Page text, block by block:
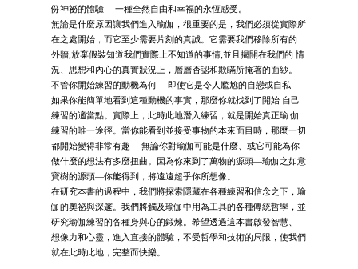
份神祕的體驗— 一種全然自由和幸福的永恆感受。
無論是什麼原因讓我們進入瑜伽，很重要的是，我們必須從實際所
在之處開始，而它至少需要片刻的真誠。它需要我們移除所有的
外牆;放棄假裝知道我們實際上不知道的事情;並且揭開在我們的 情
況、思想和內心的真實狀況上，層層否認和欺瞞所掩著的面紗。
不管你開始練習的動機為何— 即使它是令人尷尬的自戀或自私—
如果你能簡單地看到這種動機的事實，那麼你就找到了開始 自己
練習的適當點。實際上，此時此地潛入練習，就是開始真正瑜 伽
練習的唯一途徑。當你能看到並接受事物的本來面目時，那麼一切
都開始變得非常有趣— 無論你對瑜伽可能是什麼、或它可能為你
做什麼的想法有多麼扭曲。因為你來到了萬物的源頭—瑜伽之如意
寶樹的源頭—你能得到，將遠遠超乎你所想像。
在研究本書的過程中，我們將探索隱藏在各種練習和信念之下，瑜
伽的奧祕與深邃。我們將觸及瑜伽中用為工具的各種傳統哲學，並
研究瑜伽練習的各種身與心的鍛煉。希望透過這本書啟發智慧、
想像力和心靈，進入直接的體驗，不受哲學和技術的局限，使我們
就在此時此地，完整而快樂。